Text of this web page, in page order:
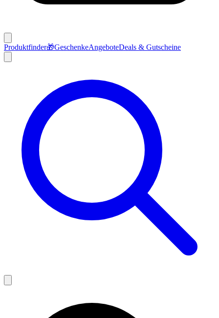
Produktfinder🎁GeschenkeAngeboteDeals & Gutscheine